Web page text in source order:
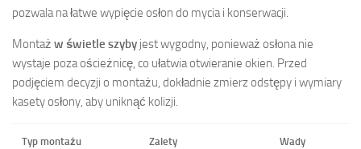
pozwala na łatwe wypięcie osłon do mycia i konserwacji.
Montaż w świetle szyby jest wygodny, ponieważ osłona nie
wystaje poza ościeżnicę, co ułatwia otwieranie okien. Przed
podjęciem decyzji o montażu, dokładnie zmierz odstępy i wymiary
kasety osłony, aby uniknąć kolizji.
Typ montażu Zalety Wady